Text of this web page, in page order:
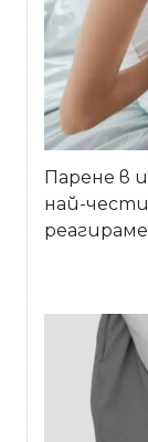
Парене в
най-